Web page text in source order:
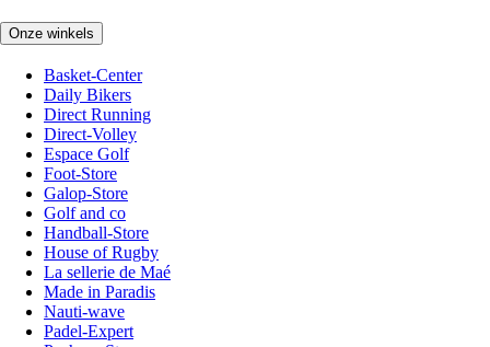
Onze winkels
Basket-Center
Daily Bikers
Direct Running
Direct-Volley
Espace Golf
Foot-Store
Galop-Store
Golf and co
Handball-Store
House of Rugby
La sellerie de Maé
Made in Paradis
Nauti-wave
Padel-Expert